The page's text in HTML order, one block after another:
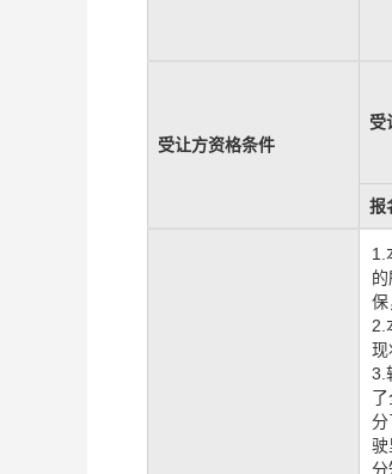
受让方资格条件
受
报
1.
保
2.
现
3.
分
驶
分